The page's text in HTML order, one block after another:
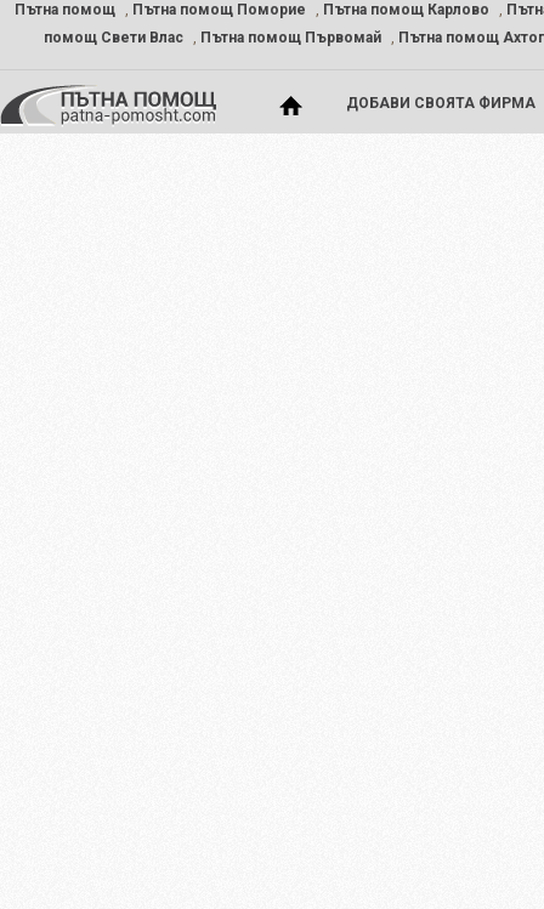
Пътна помощ , Пътна помощ Поморие , Пътна помощ Карлово ,
помощ Свети Влас
, Пътна помощ Първомай , Пътна помощ
ДОБАВИ СВОЯТА ФИРМА